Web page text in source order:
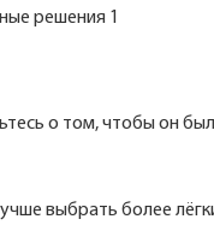
о том, чтобы он
выбрать более